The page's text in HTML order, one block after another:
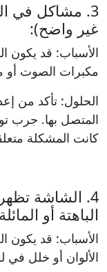
3. مشاكل في
غير واضح):
الأسباب: قد
مكبرات الصوت
الحلول: تأكد من
المتصل بها. جرب
كانت المشكلة
4. الشاشة
الباهتة أو
الأسباب: قد يكون
الألوان أو خلل في